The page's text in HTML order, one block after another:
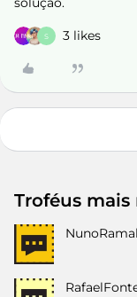
S 3 likes
Troféus mais